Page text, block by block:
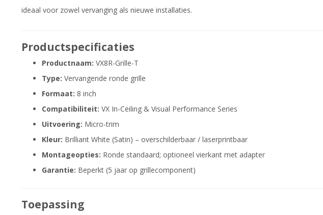
ideaal voor zowel vervanging als nieuwe installaties.
Productspecificaties
Productnaam: VX8R-Grille-T
Type: Vervangende ronde grille
Formaat: 8 inch
Compatibiliteit: VX In-Ceiling & Visual Performance Series
Uitvoering: Micro-trim
Kleur: Brilliant White (Satin) – overschilderbaar / laserprintbaar
Montageopties: Ronde standaard; optioneel vierkant met adapter
Garantie: Beperkt (5 jaar op grillecomponent)
Toepassing